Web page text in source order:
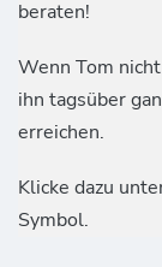
beraten!
Wenn Tom
ihn tagsüber
erreichen.
Klicke dazu
Symbol.